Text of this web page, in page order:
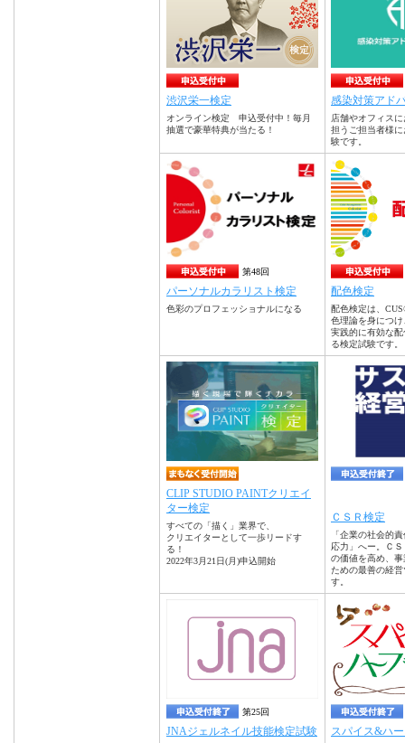
渋沢栄一検定
オンライン検定 申込受付中！毎月
抽選で豪華特典が当たる！
感染対策アド
店舗やオフィス
担うご担当者様
験です。
第48回
パーソナルカラリスト検定
色彩のプロフェッショナルになる
配色検定
配色検定は、
色理論を身につ
実践的に有効な
る検定試験です。
CLIP STUDIO PAINTクリエイ
ター検定
すべての「描く」業界で、
クリエイターとして一歩リードす
る！
2022年3月21日(月)申込開始
ＣＳＲ検定
「企業の社会的
応力」へー。Ｃ
の価値を高め、
ための最善の経
す。
第25回
JNAジェルネイル技能検定試験 スパイス&ハ